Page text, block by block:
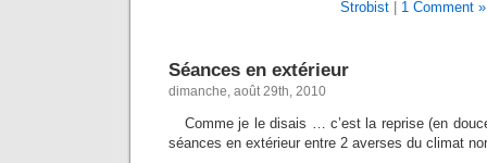
Strobist
1 Comment »
Séances en extérieur
dimanche, août 29th, 2010
Comme je le disais … c’est la reprise (en
séances en extérieur entre 2 averses du climat